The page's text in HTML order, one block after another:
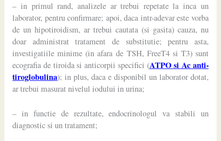
– in primul rand, analizele ar trebui repetate la inca un
laborator, pentru confirmare; apoi, daca intr-adevar este vorba
de un hipotiroidism, ar trebui cautata (si gasita) cauza, nu
doar administrat tratament de substitutie; pentru asta,
investigatiile minime (in afara de TSH, FreeT4 si T3) sunt
ecografia de tiroida si anticorpii specifici (ATPO si Ac anti-
tiroglobulina); in plus, daca e disponibil un laborator dotat,
ar trebui masurat nivelul iodului in urina;
– in functie de rezultate, endocrinologul va stabili un
diagnostic si un tratament;